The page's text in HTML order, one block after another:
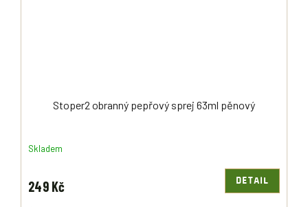
Stoper2 obranný pepřový sprej 63ml pěnový
Skladem
249 Kč DETAIL